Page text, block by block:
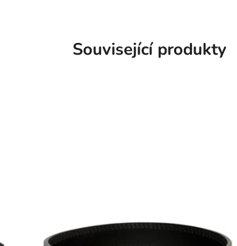
Související produkty